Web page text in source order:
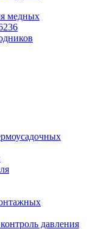
медных